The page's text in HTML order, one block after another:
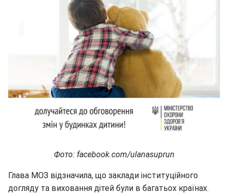
Фото: facebook.com/ulanasuprun
Глава МОЗ відзначила, що заклади інституційного
догляду та виховання дітей були в багатьох країнах.